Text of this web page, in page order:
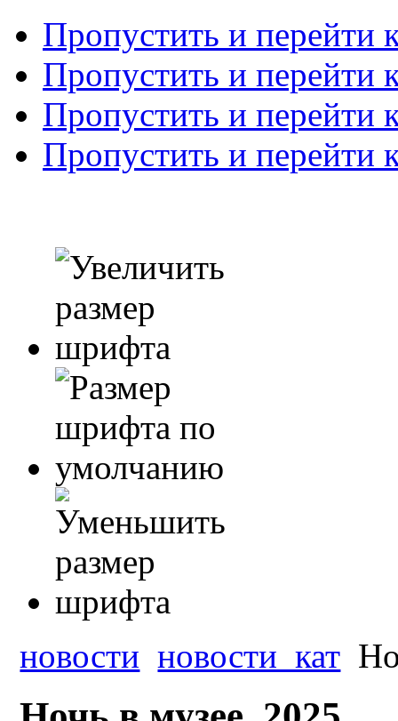
Пропустить и перейти
Пропустить и перейти
Пропустить и перейти
Пропустить и перейти
новости новости_кат